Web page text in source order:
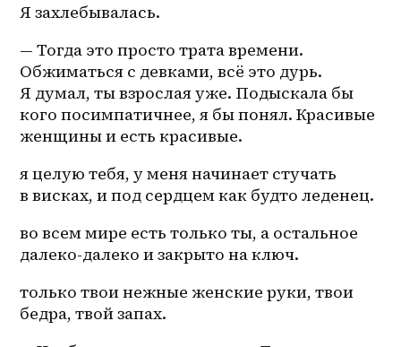
Я захлебывалась.
— Тогда это просто трата времени.
Обжиматься с девками, всё это дурь.
Я думал, ты взрослая уже. Подыскала бы
кого посимпатичнее, я бы понял. Красивые
женщины и есть красивые.
я целую тебя, у меня начинает стучать
в висках, и под сердцем как будто леденец.
во всем мире есть только ты, а остальное
далеко-далеко и закрыто на ключ.
только твои нежные женские руки, твои
бедра, твой запах.